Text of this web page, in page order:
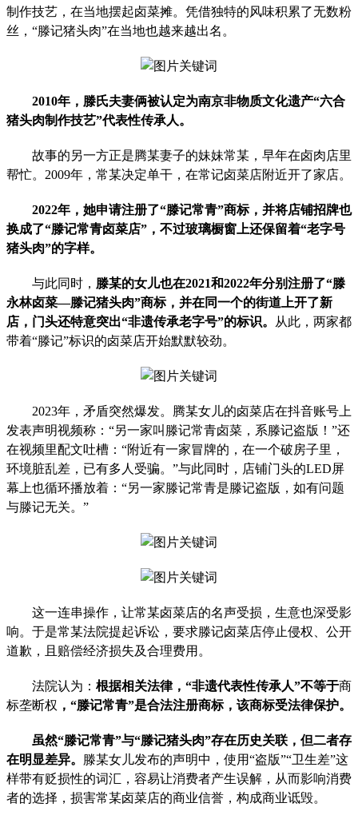
制作技艺，在当地摆起卤菜摊。凭借独特的风味积累了无数粉
丝，“滕记猪头肉”在当地也越来越出名。
2010年，滕氏夫妻俩被认定为南京非物质文化遗产“六合
猪头肉制作技艺”代表性传承人。
故事的另一方正是腾某妻子的妹妹常某，早年在卤肉店里
帮忙。2009年，常某决定单干，在常记卤菜店附近开了家店。
2022年，她申请注册了“滕记常青”商标，并将店铺招牌也
换成了“滕记常青卤菜店”，不过玻璃橱窗上还保留着“老字号
猪头肉”的字样。
与此同时， 滕某的女儿也在2021和2022年分别注册了“滕
永林卤菜—滕记猪头肉”商标，并在同一个的街道上开了新
店，门头还特意突出“非遗传承老字号”的标识。
从此，两家都
带着“滕记”标识的卤菜店开始默默较劲。
2023年，矛盾突然爆发。腾某女儿的卤菜店在抖音账号上
发表声明视频称：“另一家叫滕记常青卤菜，系滕记盗版！”还
在视频里配文吐槽：“附近有一家冒牌的，在一个破房子里，
环境脏乱差，已有多人受骗。”与此同时，店铺门头的LED屏
幕上也循环播放着：“另一家滕记常青是滕记盗版，如有问题
与滕记无关。”
这一连串操作，让常某卤菜店的名声受损，生意也深受影
响。于是常某法院提起诉讼，要求滕记卤菜店停止侵权、公开
道歉，且赔偿经济损失及合理费用。
法院认为： 根据相关法律，“非遗代表性传承人”不等于商
标垄断权 ，“滕记常青”是合法注册商标，该商标受法律保护。
虽然“滕记常青”与“滕记猪头肉”存在历史关联，但二者存
在明显差异。 滕某女儿发布的声明中，使用“盗版”“卫生差”这
样带有贬损性的词汇，容易让消费者产生误解，从而影响消费
者的选择，损害常某卤菜店的商业信誉，构成商业诋毁。